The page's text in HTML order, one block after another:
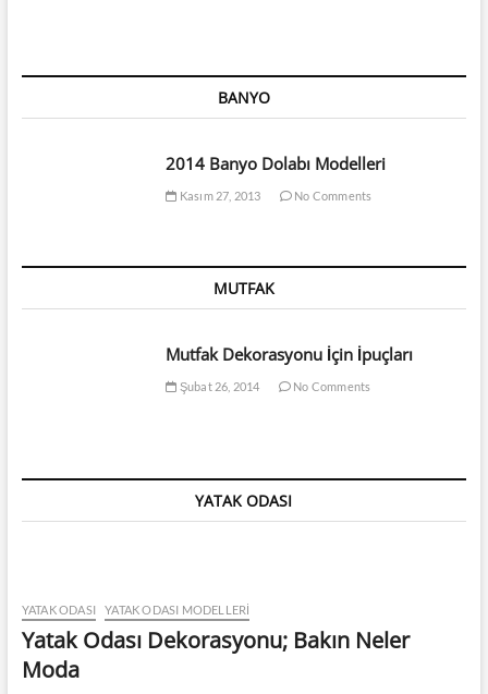
BANYO
2014 Banyo Dolabı Modelleri
Kasım 27, 2013 No Comments
MUTFAK
Mutfak Dekorasyonu İçin İpuçları
Şubat 26, 2014 No Comments
YATAK ODASI
YATAK ODASI YATAK ODASI MODELLERI
Yatak Odası Dekorasyonu; Bakın Neler
Moda